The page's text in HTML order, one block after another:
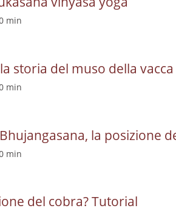
min
storia del muso della vacca
min
la posizione
min
del cobra? Tutorial